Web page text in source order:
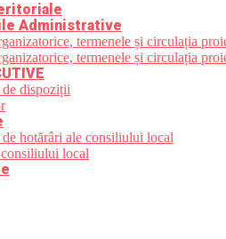
Administrative
termenele și circulația
termenele și circulația
dispoziții
hotărâri ale consiliului local
local